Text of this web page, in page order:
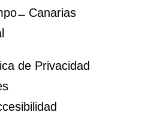
Canarias
de Privacidad